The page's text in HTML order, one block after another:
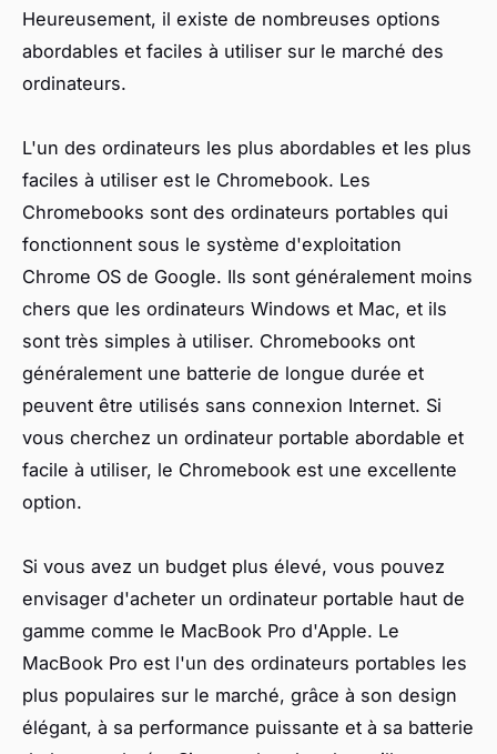
Heureusement, il existe de nombreuses options
abordables et faciles à utiliser sur le marché des
ordinateurs.
L'un des ordinateurs les plus abordables et les plus
faciles à utiliser est le Chromebook. Les
Chromebooks sont des ordinateurs portables qui
fonctionnent sous le système d'exploitation
Chrome OS de Google. Ils sont généralement moins
chers que les ordinateurs Windows et Mac, et ils
sont très simples à utiliser. Chromebooks ont
généralement une batterie de longue durée et
peuvent être utilisés sans connexion Internet. Si
vous cherchez un ordinateur portable abordable et
facile à utiliser, le Chromebook est une excellente
option.
Si vous avez un budget plus élevé, vous pouvez
envisager d'acheter un ordinateur portable haut de
gamme comme le MacBook Pro d'Apple. Le
MacBook Pro est l'un des ordinateurs portables les
plus populaires sur le marché, grâce à son design
élégant, à sa performance puissante et à sa batterie